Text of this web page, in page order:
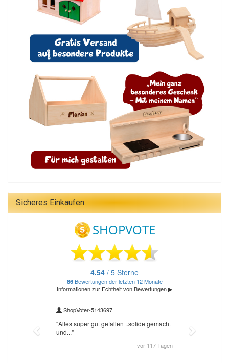
Sicheres Einkaufen